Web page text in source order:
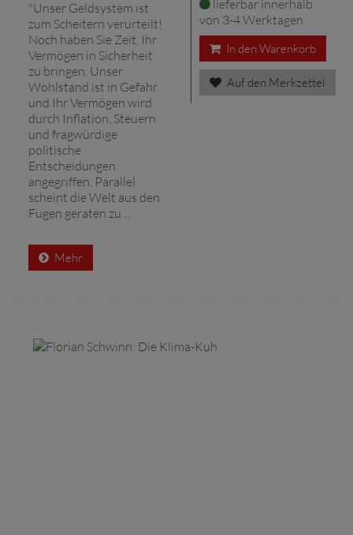
"Unser Geldsystem ist
zum Scheitern verurteilt!
Noch haben Sie Zeit, Ihr
Vermögen in Sicherheit
zu bringen. Unser
Wohlstand ist in Gefahr
und Ihr Vermögen wird
durch Inflation, Steuern
und fragwürdige
politische
Entscheidungen
angegriffen. Parallel
scheint die Welt aus den
Fugen geraten zu ...
Mehr
lieferbar innerhalb
von 3-4 Werktagen
In den Warenkorb
Auf den Merkzettel